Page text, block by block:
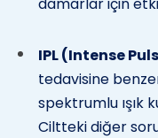
IPL (Intense
tedavisine
spektrumlu ışık
Ciltteki diğer